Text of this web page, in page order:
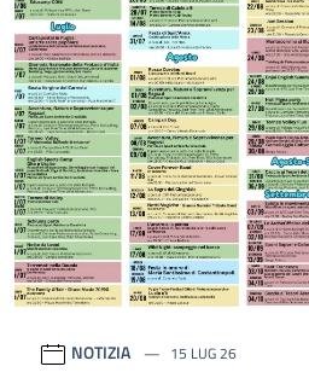
NOTIZIA 15 LUG 26